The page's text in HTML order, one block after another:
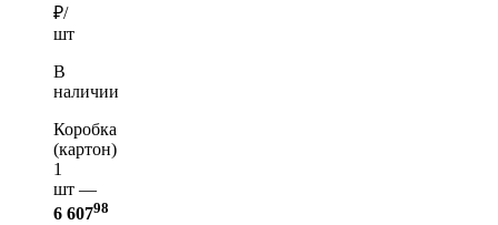
₽/
шт
В
наличии
Коробка
(картон)
1
шт —
6 60798